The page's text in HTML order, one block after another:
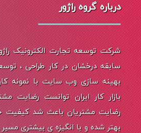
درباره گروه راژور
سابقه درخشان در کار طراحی ،
بهینه سازی وب سایت با نمونه
بازار کار ایران توانست رضایت
رضایت مشتریان باعث شد کیفیت
بهتر شده و با انگیزه ی بیشتری